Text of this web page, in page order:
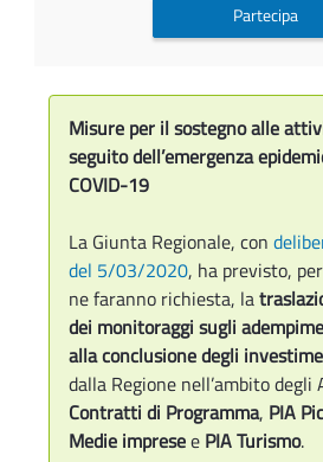
Partecipa
Misure per il sostegno alle
seguito dell’emergenza
COVID-19
La Giunta Regionale, con
del 5/03/2020, ha previsto,
ne faranno richiesta, la
dei monitoraggi sugli
alla conclusione degli
dalla Regione nell’ambito degli
Contratti di Programma, PIA
Medie impresee PIA Turismo.